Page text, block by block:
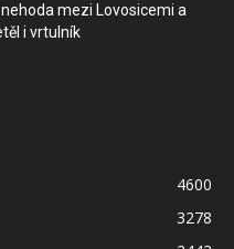
mezi Lovosicemi a
i vrtulník
4600
3278